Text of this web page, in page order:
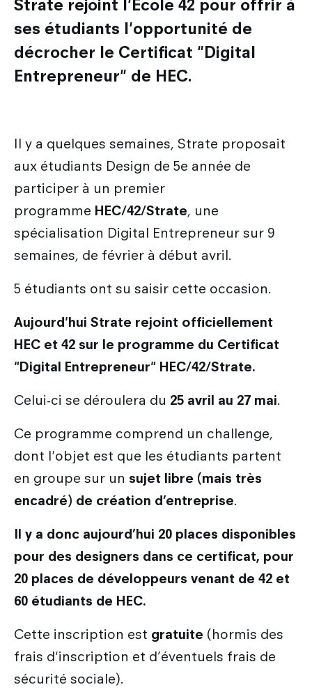
Galileo Global Education
Encyclopédie du design
FAQ
Admission en Design Prototypage
Admission en Mastères Spécialisés
Admissions hors Mon Master
Nos actualités
Les métiers du design
Les secteurs d'activité du designer
Que deviennent nos diplômés ?
Recherche
Strate Research
Labo : Robotics by design lab
Labo : Reset Design Lab
Labo : Ethos Design Lab
International
L'échange académique
Candidature des étudiants internationaux
Nos partenaires internationaux
Strate rejoint l'Ecole 42 pour offrir à
ses étudiants l'opportunité de
décrocher le Certificat "Digital
Entrepreneur" de HEC.
Il y a quelques semaines, Strate proposait
aux étudiants Design de 5e année de
participer à un premier
programme HEC/42/Strate, une
spécialisation Digital Entrepreneur sur 9
semaines, de février à début avril.
5 étudiants ont su saisir cette occasion.
Aujourd'hui Strate rejoint officiellement
HEC et 42 sur le programme du Certificat
"Digital Entrepreneur" HEC/42/Strate.
Celui-ci se déroulera du 25 avril au 27 mai.
Ce programme comprend un challenge,
dont l'objet est que les étudiants partent
en groupe sur un sujet libre (mais très
encadré) de création d’entreprise.
Il y a donc aujourd’hui 20 places disponibles
pour des designers dans ce certificat, pour
20 places de développeurs venant de 42 et
60 étudiants de HEC.
Cette inscription est gratuite (hormis des
frais d'inscription et d’éventuels frais de
sécurité sociale).